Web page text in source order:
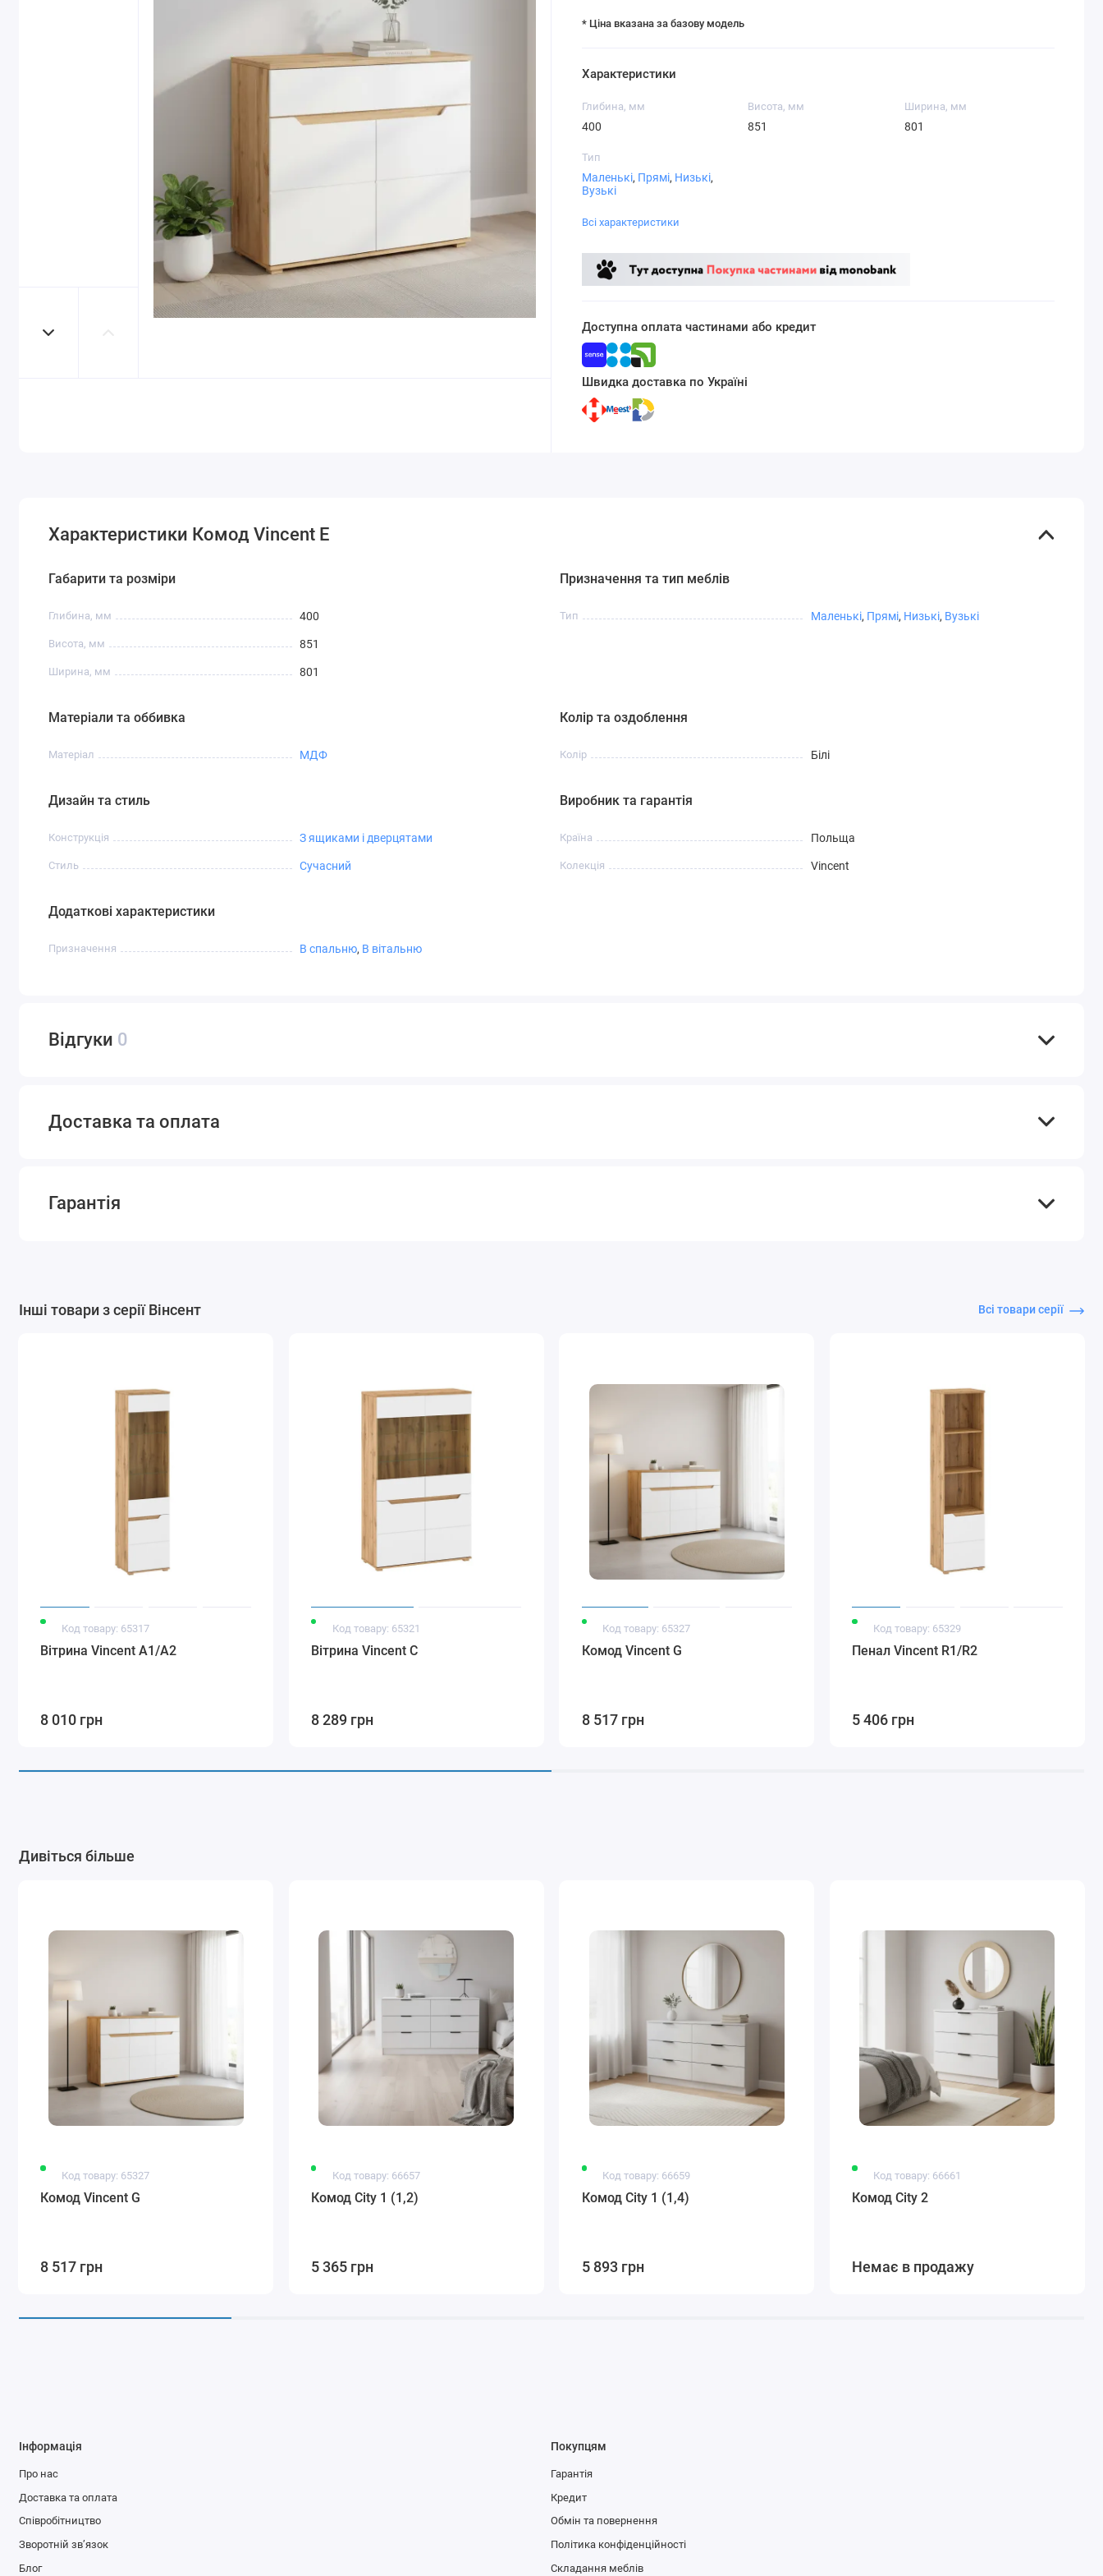
* Ціна вказана за базову модель
Характеристики
Глибина, мм
400
Висота, мм
851
Ширина, мм
801
Тип
Маленькі, Прямі, Низькі,
Вузькі
Всі характеристики
Доступна оплата частинами або кредит
Швидка доставка по Україні
Характеристики Комод Vincent E
Габарити та розміри
Глибина, мм 400
Висота, мм 851
Ширина, мм 801
Призначення та тип меблів
Тип Маленькі, Прямі, Низькі, Вузькі
Матеріали та оббивка
Матеріал МДФ
Колір та оздоблення
Колір Білі
Дизайн та стиль
Конструкція З ящиками і дверцятами
Стиль Сучасний
Виробник та гарантія
Країна Польща
Колекція Vincent
Додаткові характеристики
Призначення В спальню, В вітальню
Відгуки 0
Доставка та оплата
Гарантія
Інші товари з серії Вінсент Всі товари серії
Код товару: 65317
Вітрина Vincent A1/A2
8 010 грн
Код товару: 65321
Вітрина Vincent C
8 289 грн
Код товару: 65327
Комод Vincent G
8 517 грн
Код товару: 65329
Пенал Vincent R1/R2
5 406 грн
Дивіться більше
Код товару: 65327
Комод Vincent G
8 517 грн
Код товару: 66657
Комод City 1 (1,2)
5 365 грн
Код товару: 66659
Комод City 1 (1,4)
5 893 грн
Код товару: 66661
Комод City 2
Немає в продажу
Інформація
Про нас
Доставка та оплата
Співробітництво
Зворотній зв’язок
Блог
Покупцям
Гарантія
Кредит
Обмін та повернення
Політика конфіденційності
Складання меблів